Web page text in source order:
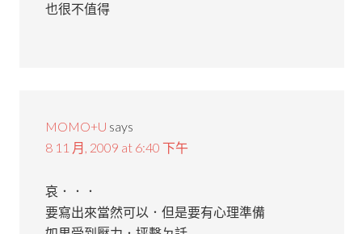
也很不值得
MOMO+U says
8 11 月, 2009 at 6:40 下午
哀．．．
要寫出來當然可以．但是要有心理準備